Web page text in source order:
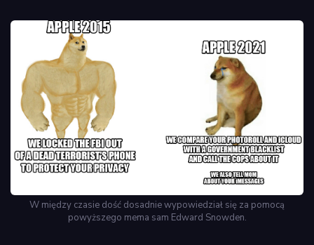
W między czasie dość dosadnie wypowiedział się za pomocą
powyższego mema sam Edward Snowden.